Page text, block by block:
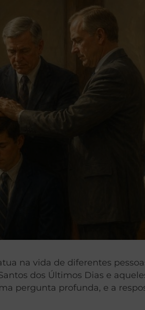
na vida de diferentes
dos Últimos Dias e
pergunta profunda, e a